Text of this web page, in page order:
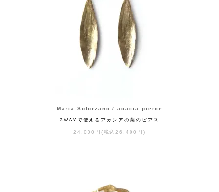
Maria Solorzano / acacia pierce
3WAYで使えるアカシアの葉のピアス
24,000円(税込26,400円)